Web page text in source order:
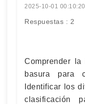
2025-10-01 00:10:20
Respuestas : 2
Comprender
basura para
Identificar los
clasificación